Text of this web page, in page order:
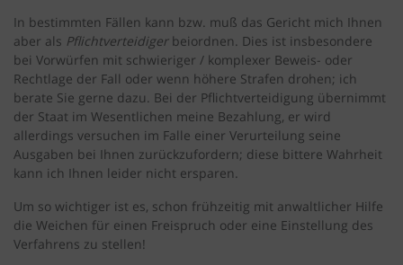
In bestimmten Fällen kann bzw. muß das Gericht mich Ihnen
aber als Pflichtverteidiger beiordnen. Dies ist insbesondere
bei Vorwürfen mit schwieriger / komplexer Beweis- oder
Rechtlage der Fall oder wenn höhere Strafen drohen; ich
berate Sie gerne dazu. Bei der Pflichtverteidigung übernimmt
der Staat im Wesentlichen meine Bezahlung, er wird
allerdings versuchen im Falle einer Verurteilung seine
Ausgaben bei Ihnen zurückzufordern; diese bittere Wahrheit
kann ich Ihnen leider nicht ersparen.
Um so wichtiger ist es, schon frühzeitig mit anwaltlicher Hilfe
die Weichen für einen Freispruch oder eine Einstellung des
Verfahrens zu stellen!